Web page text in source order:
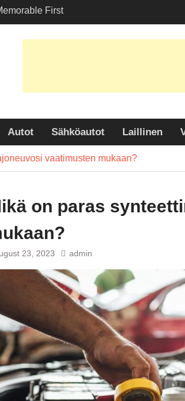
First
Lamborghini
Miksi
valinta
Autot Sähköautot Laillinen
vaatimusten mukaan?
on paras
23, 2023 admin